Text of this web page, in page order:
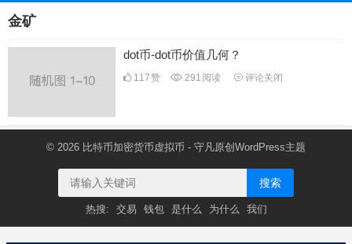
金矿
dot币-dot币价值几何？
117赞 291 阅读 评论关闭
© 2026 比特币加密货币虚拟币 - 守凡原创 WordPress主题
搜索
热搜: 交易 钱包 是什么 为什么 我们